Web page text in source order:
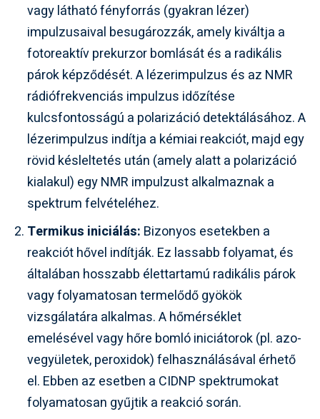
vagy látható fényforrás (gyakran lézer)
impulzusaival besugározzák, amely kiváltja a
fotoreaktív prekurzor bomlását és a radikális
párok képződését. A lézerimpulzus és az NMR
rádiófrekvenciás impulzus időzítése
kulcsfontosságú a polarizáció detektálásához. A
lézerimpulzus indítja a kémiai reakciót, majd egy
rövid késleltetés után (amely alatt a polarizáció
kialakul) egy NMR impulzust alkalmaznak a
spektrum felvételéhez.
Termikus iniciálás: Bizonyos esetekben a
reakciót hővel indítják. Ez lassabb folyamat, és
általában hosszabb élettartamú radikális párok
vagy folyamatosan termelődő gyökök
vizsgálatára alkalmas. A hőmérséklet
emelésével vagy hőre bomló iniciátorok (pl. azo-
vegyületek, peroxidok) felhasználásával érhető
el. Ebben az esetben a CIDNP spektrumokat
folyamatosan gyűjtik a reakció során.